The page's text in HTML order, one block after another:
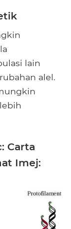
lain
alel.
Carta
Imej: